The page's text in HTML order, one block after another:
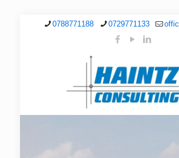
0788771188 0729771133